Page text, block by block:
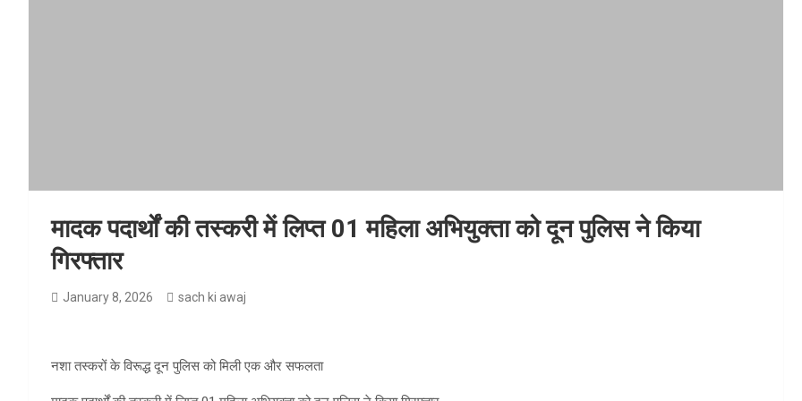
मादक पदार्थों की तस्करी में लिप्त 01 महिला अभियुक्ता को दून पुलिस ने किया
गिरफ्तार
January 8, 2026 sach ki awaj
नशा तस्करों के विरूद्ध दून पुलिस को मिली एक और सफलता